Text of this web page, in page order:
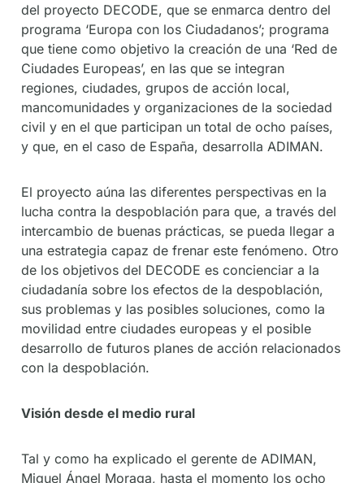
del proyecto DECODE, que se enmarca dentro del
programa ‘Europa con los Ciudadanos’; programa
que tiene como objetivo la creación de una ‘Red de
Ciudades Europeas’, en las que se integran
regiones, ciudades, grupos de acción local,
mancomunidades y organizaciones de la sociedad
civil y en el que participan un total de ocho países,
y que, en el caso de España, desarrolla ADIMAN.
El proyecto aúna las diferentes perspectivas en la
lucha contra la despoblación para que, a través del
intercambio de buenas prácticas, se pueda llegar a
una estrategia capaz de frenar este fenómeno. Otro
de los objetivos del DECODE es concienciar a la
ciudadanía sobre los efectos de la despoblación,
sus problemas y las posibles soluciones, como la
movilidad entre ciudades europeas y el posible
desarrollo de futuros planes de acción relacionados
con la despoblación.
Visión desde el medio rural
Tal y como ha explicado el gerente de ADIMAN,
Miguel Ángel Moraga, hasta el momento los ocho